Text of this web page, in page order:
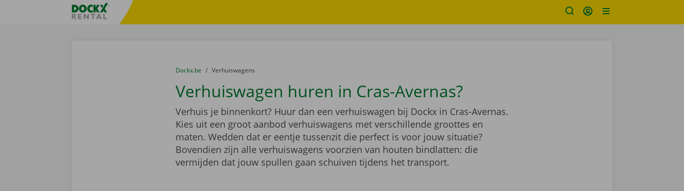
Taalselectie overslaanFratello DEMO
U bevindt zich hier:
van
Dockx.be naar
Verhuiswagens
Verhuiswagen huren in Cras-Avernas?
Verhuis je binnenkort? Huur dan een verhuiswagen bij Dockx in Cras-Avernas.
Kies uit een groot aanbod verhuiswagens met verschillende groottes en
maten. Wedden dat er eentje tussenzit die perfect is voor jouw situatie?
Bovendien zijn alle verhuiswagens voorzien van houten bindlatten: die
vermijden dat jouw spullen gaan schuiven tijdens het transport.